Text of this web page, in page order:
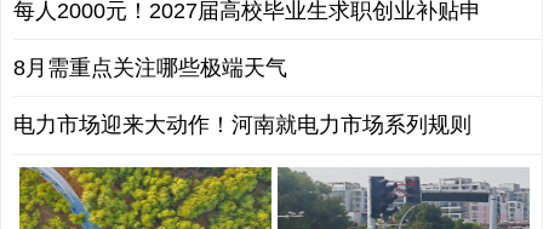
每人2000元！2027届高校毕业生求职创业补贴申
8月需重点关注哪些极端天气
电力市场迎来大动作！河南就电力市场系列规则